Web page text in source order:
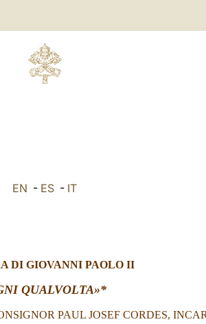
EN - ES - IT
DI GIOVANNI PAOLO II
QUALVOLTA»*
PAUL JOSEF CORDES,